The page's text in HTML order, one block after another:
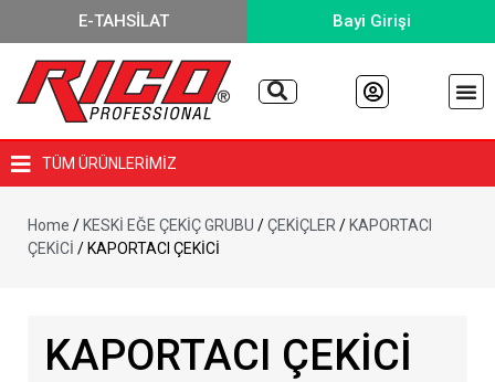
E-TAHSİLAT Bayi Girişi
TÜM ÜRÜNLERİMİZ
Home / KESKİ EĞE ÇEKİÇ GRUBU /ÇEKİÇLER / KAPORTACI
ÇEKİCİ / KAPORTACI ÇEKİCİ
KAPORTACI ÇEKİCİ